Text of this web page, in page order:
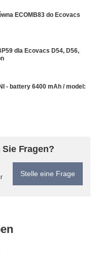
ECOMB83 do Ecovacs
dla Ecovacs D54, D56,
- battery 6400 mAh / model:
Fragen?
Stelle eine Frage